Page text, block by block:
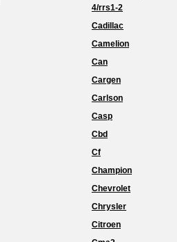
4/rrs1-2
Cadillac
Camelion
Can
Cargen
Carlson
Casp
Cbd
Cf
Champion
Chevrolet
Chrysler
Citroen